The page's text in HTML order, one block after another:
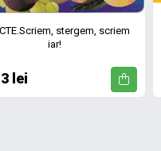
stergem, scriem
iar!
lei